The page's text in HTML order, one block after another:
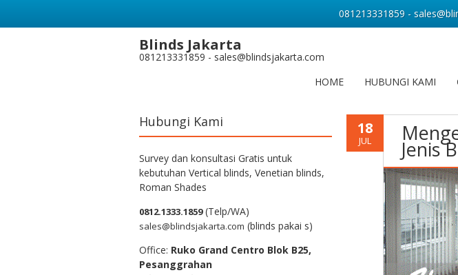
Blinds Jakarta
081213331859 - sales@blindsjakarta.com
HOME
HUBUNGI KAMI
18
JUL Jenis
Hubungi Kami
Survey dan konsultasi Gratis untuk
kebutuhan Vertical blinds, Venetian blinds,
Roman Shades
0812.1333.1859 (Telp/WA)
sales@blindsjakarta.com (blinds pakai s)
Office: Ruko Grand Centro Blok B25,
Pesanggrahan
081213331859 -